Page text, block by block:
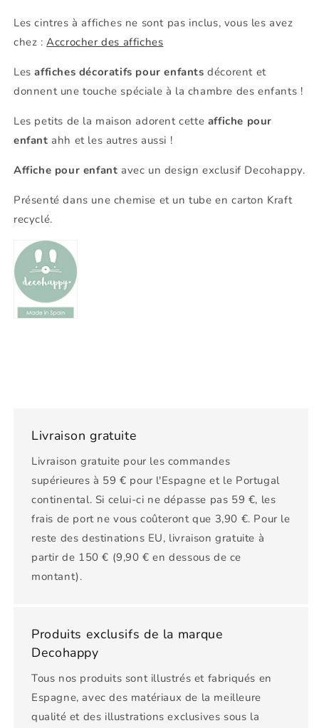
Les cintres à affiches ne sont pas inclus, vous les avez
chez :Accrocher des affiches
Lesaffiches décoratifs pour enfants décorent et
donnent une touche spéciale à la chambre des enfants !
Les petits de la maison adorent cette affiche pour
enfant ahh et les autres aussi !
Affiche pour enfant avec un design exclusif Decohappy.
Présenté dans une chemise et un tube en carton Kraft
recyclé.
Livraison gratuite
Livraison gratuite pour les commandes
supérieures à 59 € pour l'Espagne et le Portugal
continental. Si celui-ci ne dépasse pas 59 €, les
frais de port ne vous coûteront que 3,90 €. Pour le
reste des destinations EU, livraison gratuite à
partir de 150 € (9,90 € en dessous de ce
montant).
Produits exclusifs de la marque
Decohappy
Tous nos produits sont illustrés et fabriqués en
Espagne, avec des matériaux de la meilleure
qualité et des illustrations exclusives sous la